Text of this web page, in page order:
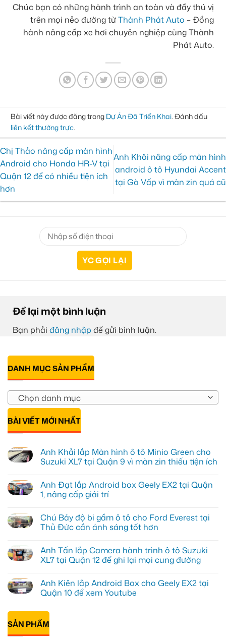
Chúc bạn có những hành trình an toàn và đầy thú vị
trên mọi nẻo đường từThành Phát Auto – Đồng
hành nâng cấp xe hơi chuyên nghiệp cùng Thành
Phát Auto.
Bài viết này được đăng trong Dự Án Đã Triển Khai. Đánh dấu
liên kết thường trực.
Chị Thảo nâng cấp màn hình
Android cho Honda HR-V tại
Quận 12 để có nhiều tiện ích
hơn
Anh Khôi nâng cấp màn hình
android ô tô Hyundai Accent
tại Gò Vấp vì màn zin quá cũ
Để lại một bình luận
Bạn phải đăng nhập để gửi bình luận.
DANH MỤC SẢN PHẨM
Chọn danh mục
BÀI VIẾT MỚI NHẤT
Anh Khải lắp Màn hình ô tô Minio Green cho
Suzuki XL7 tại Quận 9 vì màn zin thiếu tiện ích
bình
luận
ở
lắp
Màn
hình
Minio
Green
cho
tại
Quận
9
thiếu
tiện
ích
Anh Đạt lắp Android box Geely EX2 tại Quận
1, nâng cấp giải trí
bình
luận
ở
lắp
Android
box
tại
Quận
1,
giải
trí
Chú Bảy độ bi gầm ô tô cho Ford Everest tại
Thủ Đức cần ánh sáng tốt hơn
bình
luận
ở
độ
bi
gầm
cho
Ford
Everest
tại
Anh Tấn lắp Camera hành trình ô tô Suzuki
XL7 tại Quận 12 để ghi lại mọi cung đường
bình
luận
ở
Camera
hành
trình
Anh Kiên lắp Android Box cho Geely EX2 tại
Quận 10 để xem Youtube
có
bình
luận
ở
Anh
SẢN PHẨM